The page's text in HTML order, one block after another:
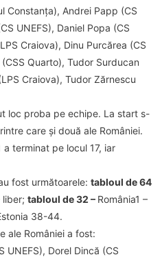
Constanța), Andrei Papp (CS
UNEFS), Daniel Popa (CS
Craiova), Dinu Purcărea (CS
Quarto), Tudor Surducan
Craiova), Tudor Zărnescu
loc proba pe echipe. La start s-
care și două ale României.
terminat pe locul 17, iar
fost următoarele: tabloul de 64
liber; tabloul de 32 – România1 –
38-44.
ale României a fost:
UNEFS), Dorel Dincă (CS